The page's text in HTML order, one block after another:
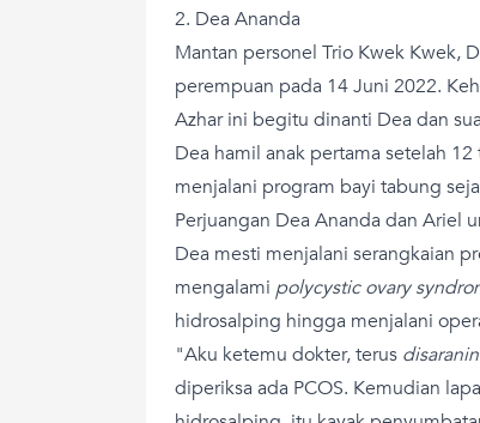
2. Dea Ananda
Mantan personel Trio Kwek Kwek,
perempuan pada 14 Juni 2022.
Azhar ini begitu dinanti Dea dan
Dea hamil anak pertama setelah
menjalani program bayi tabung
Perjuangan Dea Ananda dan Ariel
Dea mesti menjalani serangkaian
mengalami polycystic ovary
hidrosalping hingga menjalani
"Aku ketemu dokter, terus disaranin
diperiksa ada PCOS. Kemudian